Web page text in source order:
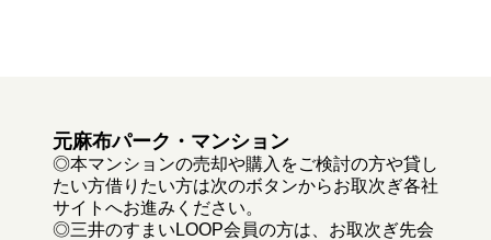
元麻布パーク・マンション
◎本マンションの売却や購入をご検討の方や貸し
たい方借りたい方は次のボタンからお取次ぎ各社
サイトへお進みください。
◎三井のすまいLOOP会員の方は、お取次ぎ先会